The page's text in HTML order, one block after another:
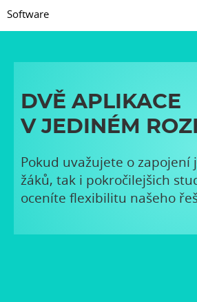
Software
DVĚ APLIKACE
V JEDINÉM
Pokud uvažujete o zapojení
žáků, tak i pokročilejšich
oceníte flexibilitu našeho